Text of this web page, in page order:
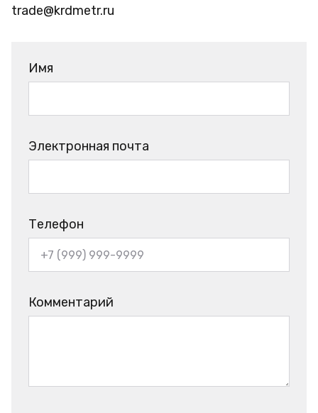
trade@krdmetr.ru
Имя
Электронная почта
Телефон
Комментарий